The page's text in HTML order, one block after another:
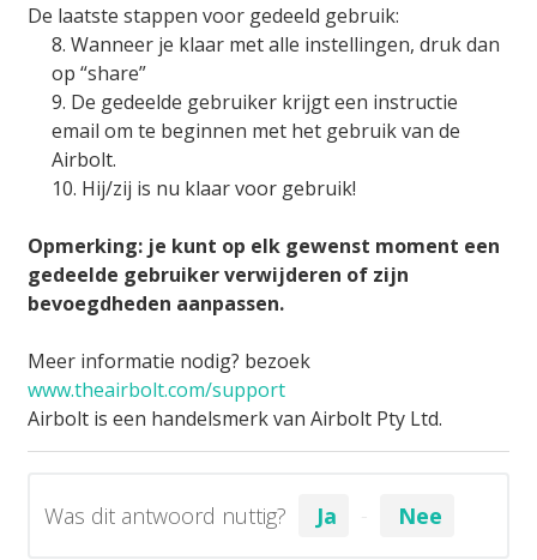
De laatste stappen voor gedeeld gebruik:
8. Wanneer je klaar met alle instellingen, druk dan
op “share”
9. De gedeelde gebruiker krijgt een instructie
email om te beginnen met het gebruik van de
Airbolt.
10. Hij/zij is nu klaar voor gebruik!
Opmerking: je kunt op elk gewenst moment een
gedeelde gebruiker verwijderen of zijn
bevoegdheden aanpassen.
Meer informatie nodig? bezoek
www.theairbolt.com/support
Airbolt is een handelsmerk van Airbolt Pty Ltd.
Was dit antwoord nuttig? Ja Nee